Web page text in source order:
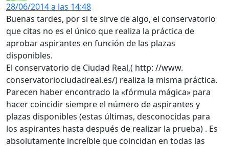
28/06/2014 a las 14:48
Buenas tardes, por si te sirve de algo, el conservatorio
que citas no es el único que realiza la práctica de
aprobar aspirantes en función de las plazas
disponibles.
El conservatorio de Ciudad Real,( http: //www.
conservatoriociudadreal.es/) realiza la misma práctica.
Parecen haber encontrado la «fórmula mágica» para
hacer coincidir siempre el número de aspirantes y
plazas disponibles (estas últimas, desconocidas para
los aspirantes hasta después de realizar la prueba) . Es
absolutamente increíble que coincidan en todas las